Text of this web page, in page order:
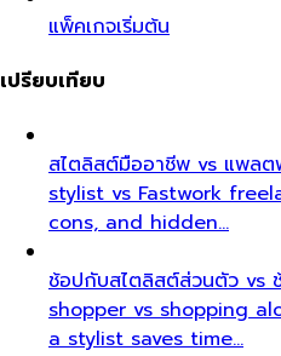
แพ็คเกจเริ่มต้น
เปรียบเทียบ
สไตลิสต์มืออาชีพ vs แพล
stylist vs Fastwork
cons, and hidden…
ช้อปกับสไตลิสต์ส่วนตัว vs
shopper vs shopping
a stylist saves time…